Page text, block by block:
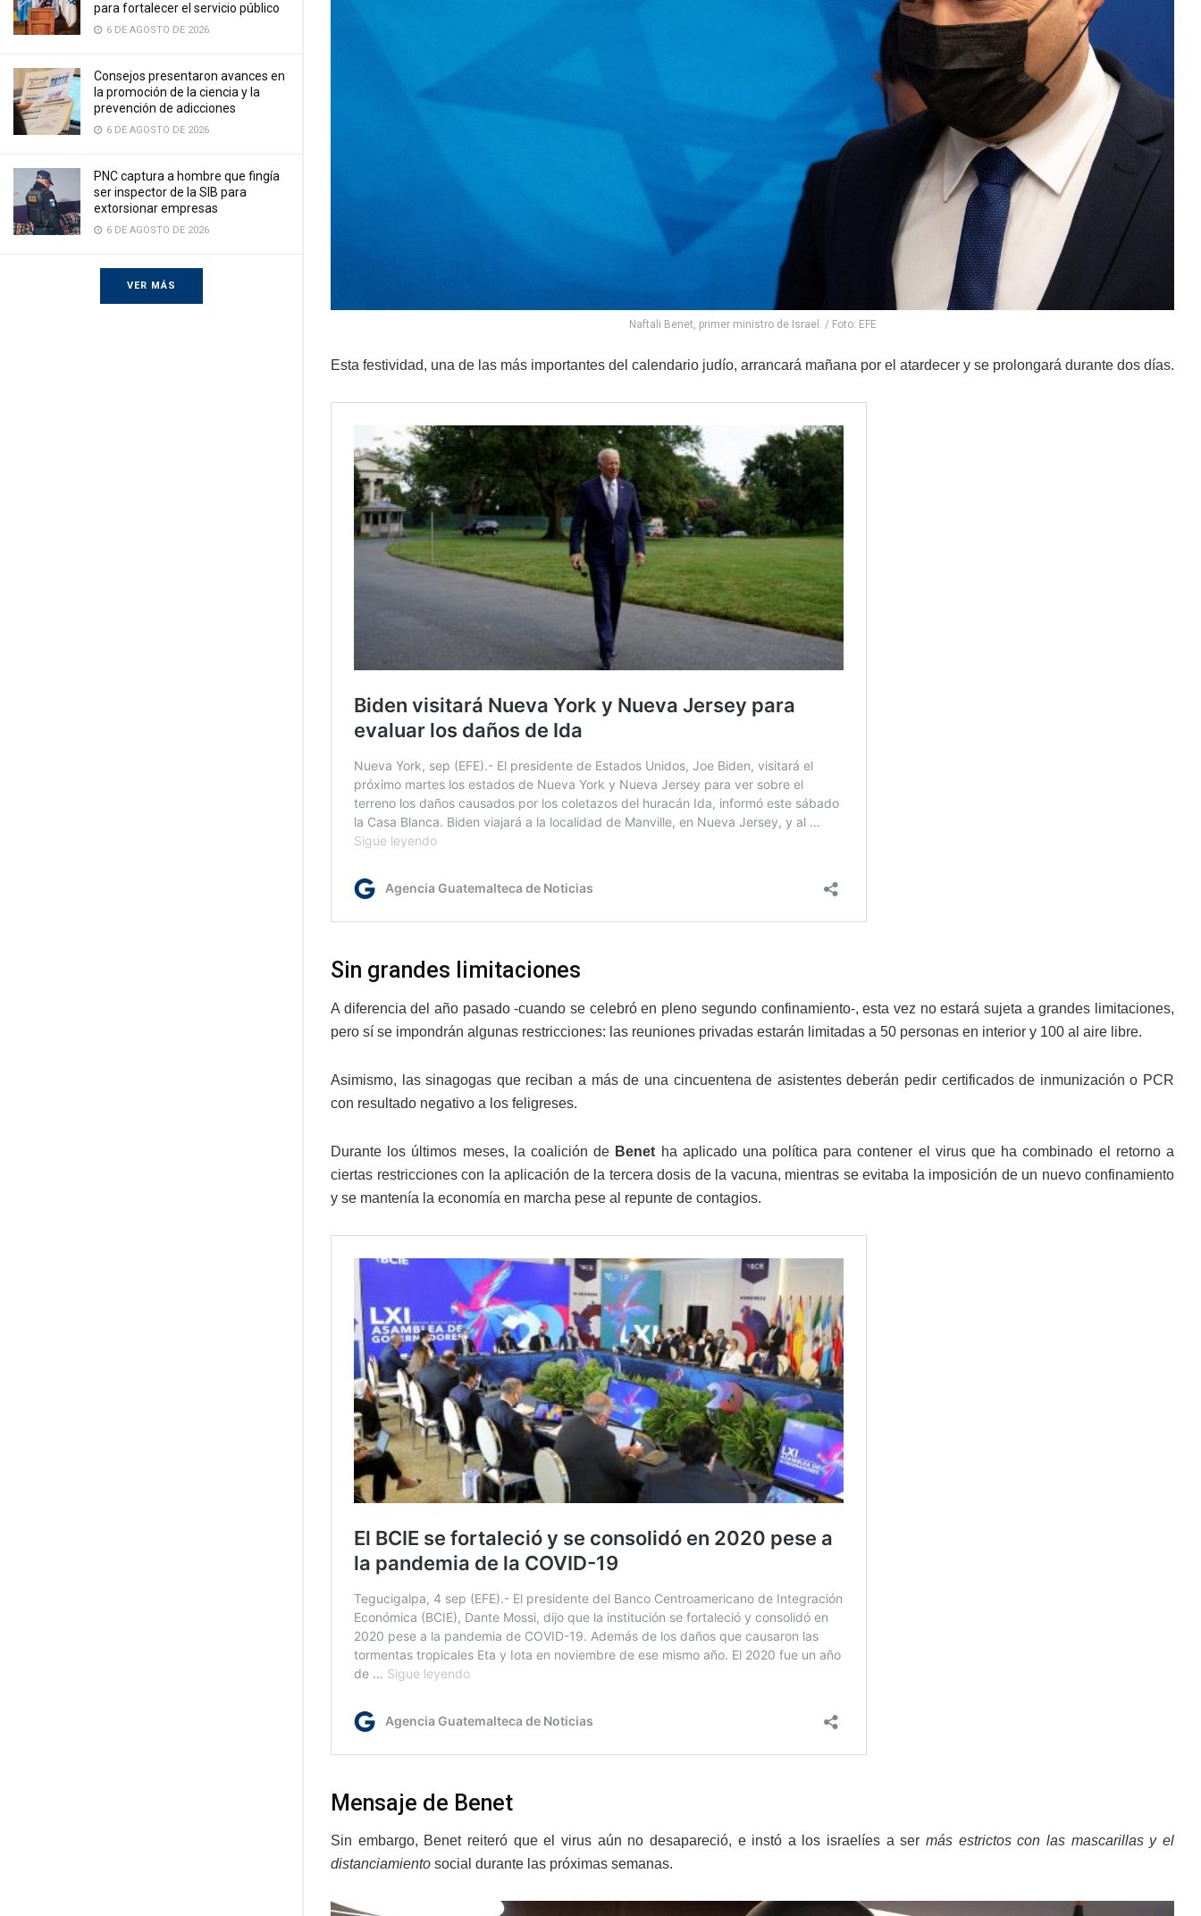
para fortalecer el servicio público
6 DE AGOSTO DE 2026
Consejos presentaron avances en
la promoción de la ciencia y la
prevención de adicciones
6 DE AGOSTO DE 2026
PNC captura a hombre que fingía
ser inspector de la SIB para
extorsionar empresas
6 DE AGOSTO DE 2026
VER MÁS
Naftali Benet, primer ministro de Israel. / Foto: EFE
Esta festividad, una de las más importantes del calendario judío, arrancará mañana por el atardecer y se prolongará durante dos días.
Sin grandes limitaciones
A diferencia del año pasado -cuando se celebró en pleno segundo confinamiento-, esta vez no estará sujeta a grandes limitaciones,
pero sí se impondrán algunas restricciones: las reuniones privadas estarán limitadas a 50 personas en interior y 100 al aire libre.
Asimismo, las sinagogas que reciban a más de una cincuentena de asistentes deberán pedir certificados de inmunización o PCR
con resultado negativo a los feligreses.
Durante los últimos meses, la coalición de Benet ha aplicado una política para contener el virus que ha combinado el retorno a
ciertas restricciones con la aplicación de la tercera dosis de la vacuna, mientras se evitaba la imposición de un nuevo confinamiento
y se mantenía la economía en marcha pese al repunte de contagios.
Mensaje de Benet
Sin embargo, Benet reiteró que el virus aún no desapareció, e instó a los israelíes a sermás estrictos con las mascarillas y el
distanciamiento social durante las próximas semanas.